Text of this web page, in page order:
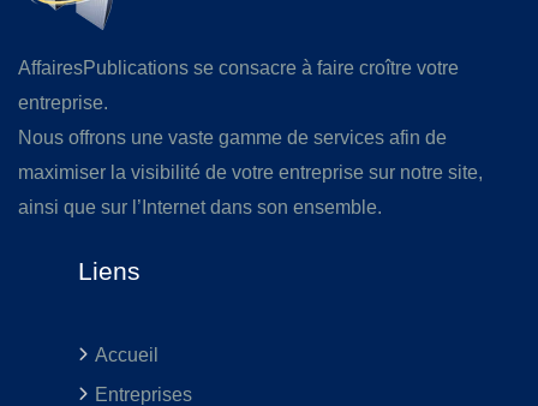
AffairesPublications se consacre à faire croître votre
entreprise.
Nous offrons une vaste gamme de services afin de
maximiser la visibilité de votre entreprise sur notre site,
ainsi que sur l’Internet dans son ensemble.
Liens
Accueil
Entreprises